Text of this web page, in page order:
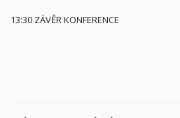
13:30 ZÁVĚR KONFERENCE